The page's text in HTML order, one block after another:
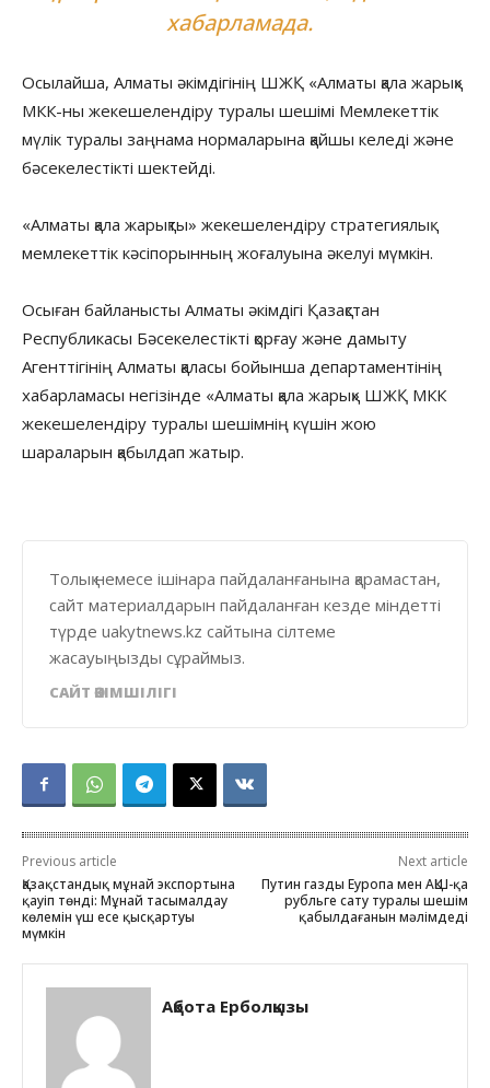
хабарламада.
Осылайша, Алматы әкімдігінің ШЖҚ «Алматы қала жарық»
МКК-ны жекешелендіру туралы шешімі Мемлекеттік
мүлік туралы заңнама нормаларына қайшы келеді және
бәсекелестікті шектейді.
«Алматы қала жарықты» жекешелендіру стратегиялық
мемлекеттік кәсіпорынның жоғалуына әкелуі мүмкін.
Осыған байланысты Алматы әкімдігі Қазақстан
Республикасы Бәсекелестікті қорғау және дамыту
Агенттігінің Алматы қаласы бойынша департаментінің
хабарламасы негізінде «Алматы қала жарық» ШЖҚ МКК
жекешелендіру туралы шешімнің күшін жою
шараларын қабылдап жатыр.
Толық немесе ішінара пайдаланғанына қарамастан,
сайт материалдарын пайдаланған кезде міндетті
түрде uakytnews.kz сайтына сілтеме
жасауыңызды сұраймыз.
САЙТ ӘКІМШІЛІГІ
Previous article
Қазақстандық мұнай экспортына
қауіп төнді: Мұнай тасымалдау
көлемін үш есе қысқартуы
мүмкін
Next article
Путин газды Еуропа мен АҚШ-қа
рубльге сату туралы шешім
қабылдағанын мәлімдеді
Ақбота Ерболқызы